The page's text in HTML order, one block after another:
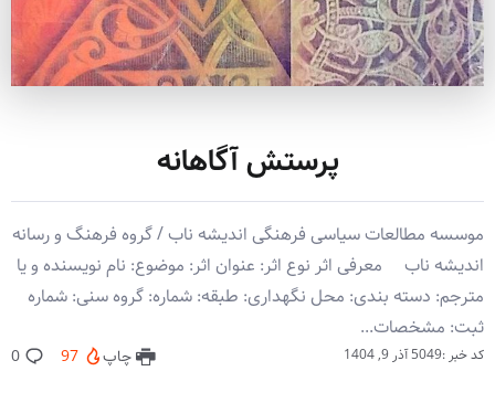
پرستش آگاهانه
موسسه مطالعات سیاسی فرهنگی اندیشه ناب / گروه فرهنگ و رسانه
اندیشه ناب معرفی اثر نوع اثر: عنوان اثر: موضوع: نام نویسنده و یا
مترجم: دسته بندی: محل نگهداری: طبقه: شماره: گروه سنی: شماره
ثبت: مشخصات...
کد خبر :5049 آذر 9, 1404 چاپ 97
0